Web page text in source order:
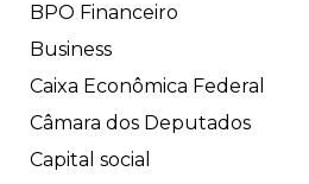
BPO Financeiro
Business
Caixa Econômica Federal
Câmara dos Deputados
Capital social